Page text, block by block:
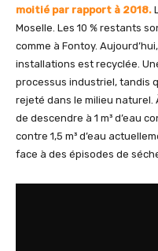
moitié par rapport à 2018.
Moselle. Les 10 % restants
comme à Fontoy.
installations est recyclée.
processus industriel, tandis
rejeté dans le milieu naturel.
de descendre à 1 m³ d’eau
contre 1,5 m³ d’eau
face à des épisodes de